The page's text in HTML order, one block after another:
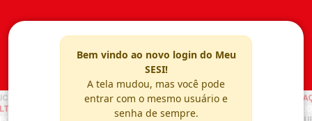
Bem vindo ao novo login do Meu
SESI!
A tela mudou, mas você pode
entrar com o mesmo usuário e
senha de sempre.